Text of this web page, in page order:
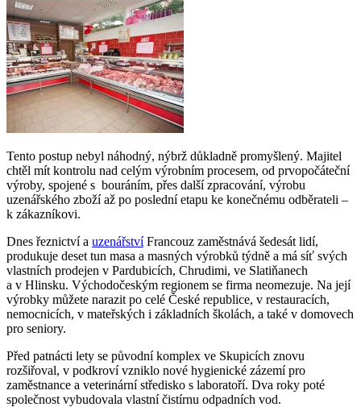
Tento postup nebyl náhodný, nýbrž důkladně promyšlený. Majitel
chtěl mít kontrolu nad celým výrobním procesem, od prvopočáteční
výroby, spojené s bouráním, přes další zpracování, výrobu
uzenářského zboží až po poslední etapu ke konečnému odběrateli –
k zákazníkovi.
Dnes řeznictví a uzenářstvíFrancouz zaměstnává šedesát lidí,
produkuje deset tun masa a masných výrobků týdně a má síť svých
vlastních prodejen v Pardubicích, Chrudimi, ve Slatiňanech
a v Hlinsku. Východočeským regionem se firma neomezuje. Na její
výrobky můžete narazit po celé České republice, v restauracích,
nemocnicích, v mateřských i základních školách, a také v domovech
pro seniory.
Před patnácti lety se původní komplex ve Skupicích znovu
rozšiřoval, v podkroví vzniklo nové hygienické zázemí pro
zaměstnance a veterinární středisko s laboratoří. Dva roky poté
společnost vybudovala vlastní čistírnu odpadních vod.